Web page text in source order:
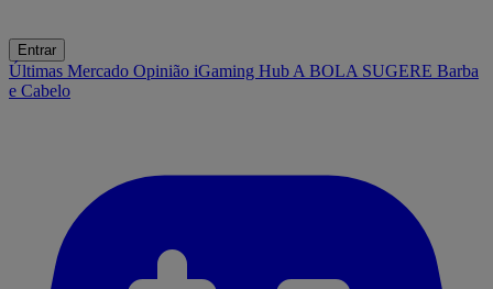
Entrar
Últimas Mercado Opinião iGaming Hub A BOLA SUGERE Barba
e Cabelo